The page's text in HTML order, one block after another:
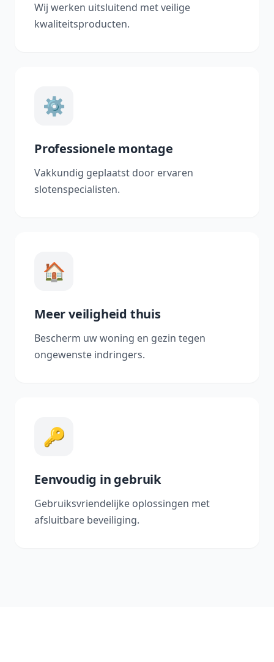
Wij werken uitsluitend met veilige
kwaliteitsproducten.
⚙️
Professionele montage
Vakkundig geplaatst door ervaren
slotenspecialisten.
🏠
Meer veiligheid thuis
Bescherm uw woning en gezin tegen
ongewenste indringers.
🔑
Eenvoudig in gebruik
Gebruiksvriendelijke oplossingen met
afsluitbare beveiliging.